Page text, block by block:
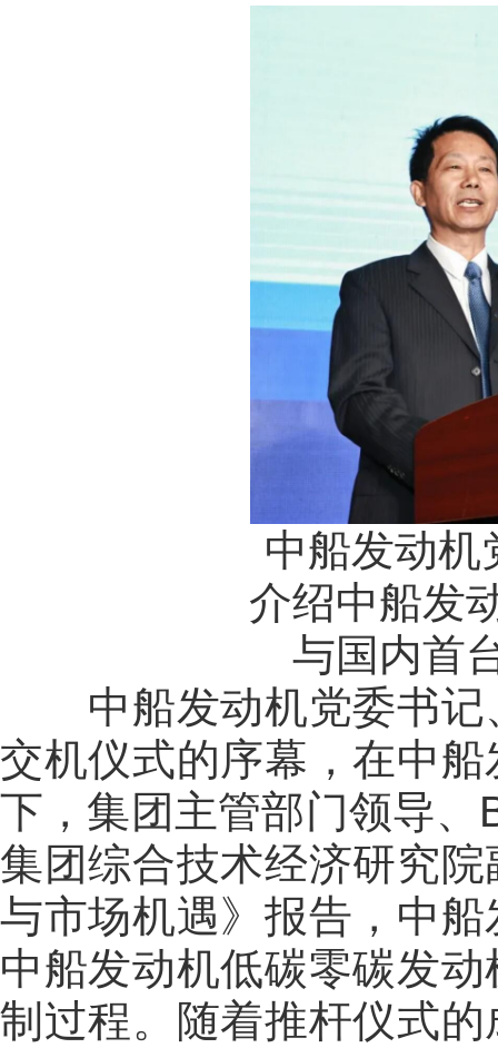
中船发动机
介绍中船发
与国内首
中船发动机党委书记
交机仪式的序幕，在中
下，集团主管部门领导
集团综合技术经济研究
与市场机遇》报告，中
中船发动机低碳零碳发
制过程。随着推杆仪式